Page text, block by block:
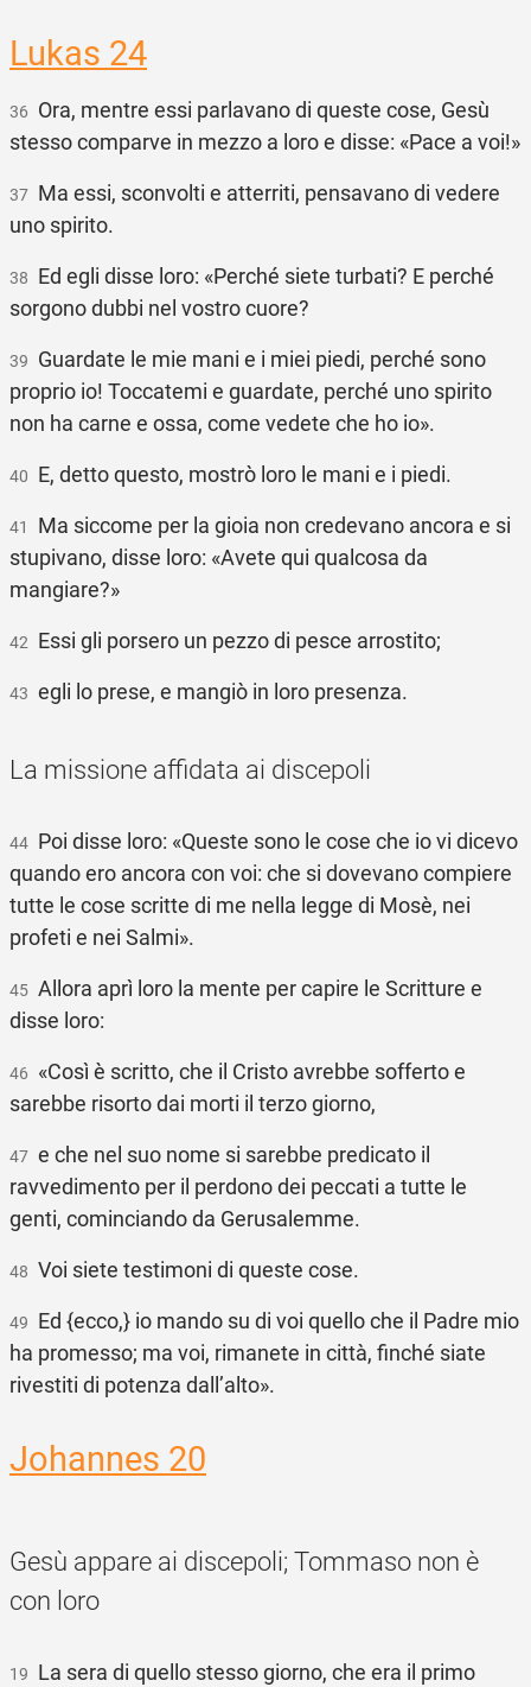
Lukas 24
36 Ora, mentre essi parlavano di queste cose, Gesù
stesso comparve in mezzo a loro e disse: «Pace a voi!»
37 Ma essi, sconvolti e atterriti, pensavano di vedere
uno spirito.
38 Ed egli disse loro: «Perché siete turbati? E perché
sorgono dubbi nel vostro cuore?
39 Guardate le mie mani e i miei piedi, perché sono
proprio io! Toccatemi e guardate, perché uno spirito
non ha carne e ossa, come vedete che ho io».
40 E, detto questo, mostrò loro le mani e i piedi.
41
Ma siccome per la gioia non credevano ancora e si
stupivano, disse loro: «Avete qui qualcosa da
mangiare?»
42 Essi gli porsero un pezzo di pesce arrostito;
43 egli lo prese, e mangiò in loro presenza.
La missione affidata ai discepoli
44 Poi disse loro: «Queste sono le cose che io vi dicevo
quando ero ancora con voi: che si dovevano compiere
tutte le cose scritte di me nella legge di Mosè, nei
profeti e nei Salmi».
45 Allora aprì loro la mente per capire le Scritture e
disse loro:
46 «Così è scritto, che il Cristo avrebbe sofferto e
sarebbe risorto dai morti il terzo giorno,
47 e che nel suo nome si sarebbe predicato il
ravvedimento per il perdono dei peccati a tutte le
genti, cominciando da Gerusalemme.
48 Voi siete testimoni di queste cose.
49 Ed {ecco,} io mando su di voi quello che il Padre mio
ha promesso; ma voi, rimanete in città, finché siate
rivestiti di potenza dall’alto».
Johannes 20
Gesù appare ai discepoli; Tommaso non è
con loro
19 La sera di quello stesso giorno, che era il primo